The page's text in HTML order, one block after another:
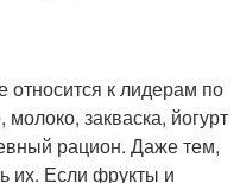
относится к лидерам по
закваска, йогурт
рацион. Даже тем,
их. Если фрукты и